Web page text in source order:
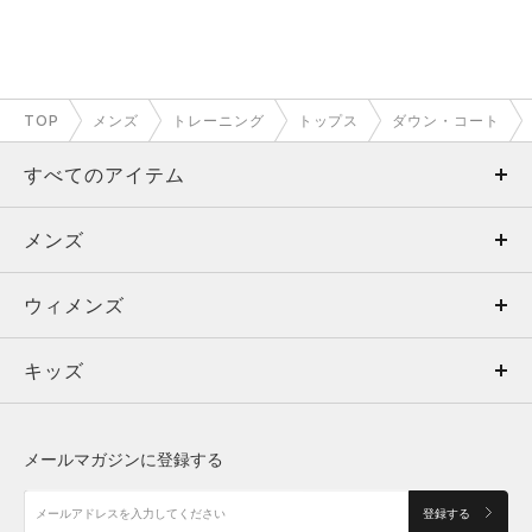
TOP メンズ トレーニング トップス ダウン・コート
すべてのアイテム
メンズ
ウィメンズ
キッズ
アクセサリー
メンズ
トップス
ボトムス
アクセサリー
ウィメンズ
トップス
シューズ
キッズ
メールマガジンに登録する
登録する